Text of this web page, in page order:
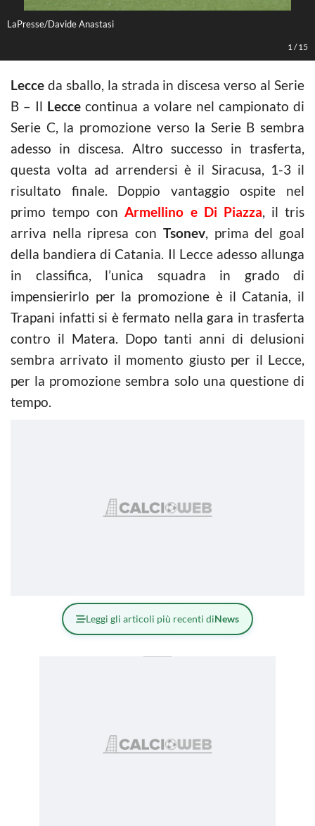
LaPresse/Davide Anastasi
1 /15
Lecce da sballo, la strada in discesa verso al Serie
B – Il Lecce continua a volare nel campionato di
Serie C, la promozione verso la Serie B sembra
adesso in discesa. Altro successo in trasferta,
questa volta ad arrendersi è il Siracusa, 1-3 il
risultato finale. Doppio vantaggio ospite nel
primo tempo conArmellino e Di Piazza, il tris
arriva nella ripresa con Tsonev, prima del goal
della bandiera di Catania. Il Lecce adesso allunga
in classifica, l’unica squadra in grado di
impensierirlo per la promozione è il Catania, il
Trapani infatti si è fermato nella gara in trasferta
contro il Matera. Dopo tanti anni di delusioni
sembra arrivato il momento giusto per il Lecce,
per la promozione sembra solo una questione di
tempo.
Leggi gli articoli più recenti diNews